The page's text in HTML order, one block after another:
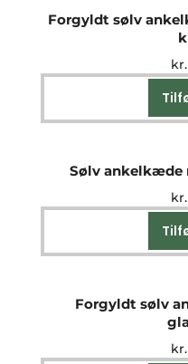
Forgyldt sølv
kr.
Sølv ankelkæde
kr.
Forgyldt sølv
kr.